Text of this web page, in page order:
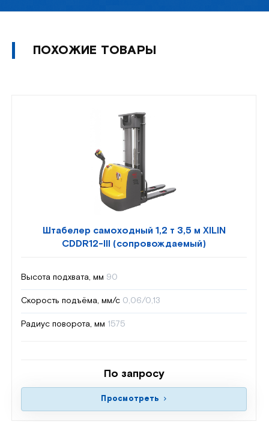
ПОХОЖИЕ ТОВАРЫ
Штабелер самоходный 1,2 т 3,5 м XILIN
CDDR12-III (сопровождаемый)
Высота подхвата, мм 90
Скорость подъёма, мм/с 0,06/0,13
Радиус поворота, мм 1575
По запросу
Просмотреть